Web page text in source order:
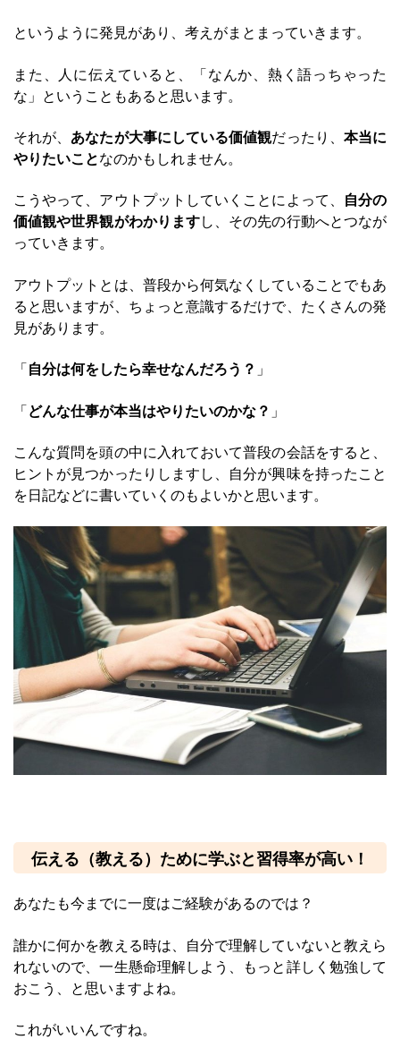
というように発見があり、考えがまとまっていきます。
また、人に伝えていると、「なんか、熱く語っちゃった
な」ということもあると思います。
それが、 あなたが大事にしている価値観だったり、 本当に
やりたいことなのかもしれません。
こうやって、アウトプットしていくことによって、
自分の
価値観や世界観がわかりますし、その先の行動へとつなが
っていきます。
アウトプットとは、普段から何気なくしていることでもあ
ると思いますが、ちょっと意識するだけで、たくさんの発
見があります。
「 自分は何をしたら幸せなんだろう？ 」
「 どんな仕事が本当はやりたいのかな？ 」
こんな質問を頭の中に入れておいて普段の会話をすると、
ヒントが見つかったりしますし、自分が興味を持ったこと
を日記などに書いていくのもよいかと思います。
伝える（教える）ために学ぶと習得率が高い！
あなたも今までに一度はご経験があるのでは？
誰かに何かを教える時は、自分で理解していないと教えら
れないので、一生懸命理解しよう、もっと詳しく勉強して
おこう、と思いますよね。
これがいいんですね。